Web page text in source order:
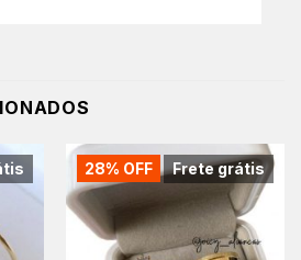
Frete grátis
28% OFF